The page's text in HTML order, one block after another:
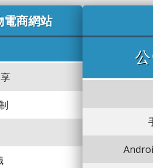
電商網站
公